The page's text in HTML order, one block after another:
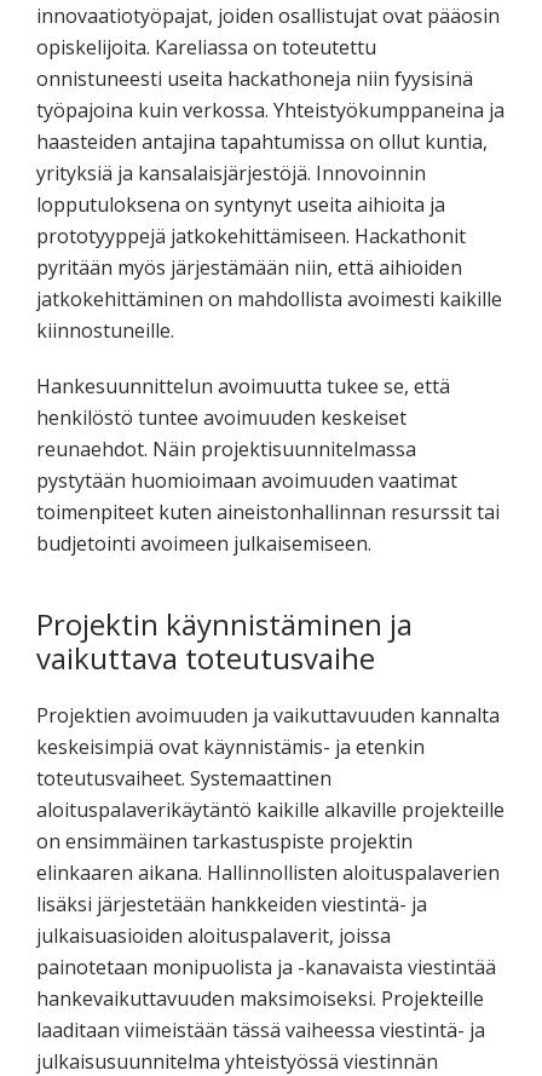
innovaatiotyöpajat, joiden osallistujat ovat pääosin
opiskelijoita. Kareliassa on toteutettu
onnistuneesti useita hackathoneja niin fyysisinä
työpajoina kuin verkossa. Yhteistyökumppaneina ja
haasteiden antajina tapahtumissa on ollut kuntia,
yrityksiä ja kansalaisjärjestöjä. Innovoinnin
lopputuloksena on syntynyt useita aihioita ja
prototyyppejä jatkokehittämiseen. Hackathonit
pyritään myös järjestämään niin, että aihioiden
jatkokehittäminen on mahdollista avoimesti kaikille
kiinnostuneille.
Hankesuunnittelun avoimuutta tukee se, että
henkilöstö tuntee avoimuuden keskeiset
reunaehdot. Näin projektisuunnitelmassa
pystytään huomioimaan avoimuuden vaatimat
toimenpiteet kuten aineistonhallinnan resurssit tai
budjetointi avoimeen julkaisemiseen.
Projektin käynnistäminen ja
vaikuttava toteutusvaihe
Projektien avoimuuden ja vaikuttavuuden kannalta
keskeisimpiä ovat käynnistämis- ja etenkin
toteutusvaiheet. Systemaattinen
aloituspalaverikäytäntö kaikille alkaville projekteille
on ensimmäinen tarkastuspiste projektin
elinkaaren aikana. Hallinnollisten aloituspalaverien
lisäksi järjestetään hankkeiden viestintä- ja
julkaisuasioiden aloituspalaverit, joissa
painotetaan monipuolista ja -kanavaista viestintää
hankevaikuttavuuden maksimoiseksi. Projekteille
laaditaan viimeistään tässä vaiheessa viestintä- ja
julkaisusuunnitelma yhteistyössä viestinnän